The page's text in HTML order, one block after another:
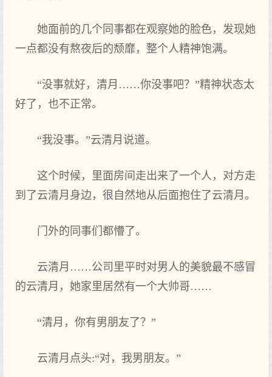
她面前的几个同事都在观察她的脸色，发现她
一点都没有熬夜后的颓靡，整个人精神饱满。
“没事就好，清月……你没事吧？”精神状态太
好了，也不正常。
“我没事。”云清月说道。
这个时候，里面房间走出来了一个人，对方走
到了云清月身边，很自然地从后面抱住了云清月。
门外的同事们都懵了。
云清月……公司里平时对男人的美貌最不感冒
的云清月，她家里居然有一个大帅哥……
“清月，你有男朋友了？”
云清月点头:“对，我男朋友。”